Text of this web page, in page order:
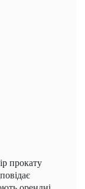
прокату